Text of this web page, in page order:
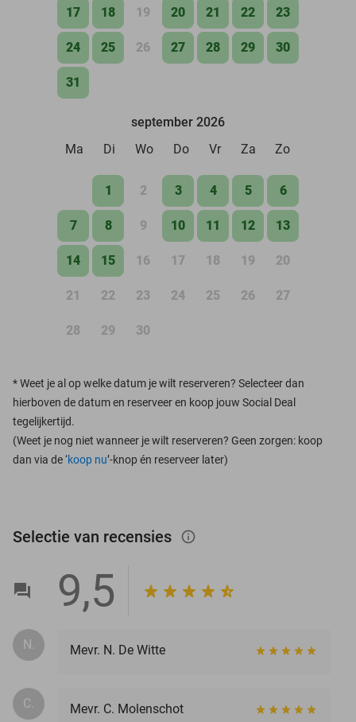
17 18 19 20 21 22 23
24 25 26 27 28 29 30
31
september 2026
Ma
Di Wo Do Vr Za Zo
1 2 3 4 5 6
7 8 9 10 11 12 13
14 15 16 17 18 19 20
21 22 23 24 25 26 27
28 29 30
*Weet je al op welke datum je wilt reserveren? Selecteer dan
hierboven de datum en reserveer en koop jouw Social Deal
tegelijkertijd.
(Weet je nog niet wanneer je wilt reserveren? Geen zorgen: koop
dan via de ‘koop nu’-knop én reserveer later)
Selectie van recensies info_outlined
9,5
N. Mevr. N. De Witte
C.
Mevr. C. Molenschot